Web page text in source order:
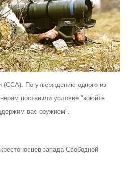
(ССА). По утверждению одного из
поставили условие "воюйте
вас оружием".
запада Свободной